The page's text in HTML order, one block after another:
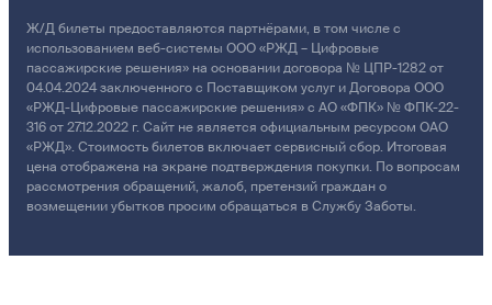
Ж/Д билеты предоставляются партнёрами, в том числе с
использованием веб-системы ООО «РЖД – Цифровые
пассажирские решения» на основании договора № ЦПР-1282 от
04.04.2024 заключенного с Поставщиком услуг и Договора ООО
«РЖД-Цифровые пассажирские решения» с АО «ФПК» № ФПК-22-
316 от 27.12.2022 г. Сайт не является официальным ресурсом ОАО
«РЖД». Стоимость билетов включает сервисный сбор. Итоговая
цена отображена на экране подтверждения покупки. По вопросам
рассмотрения обращений, жалоб, претензий граждан о
возмещении убытков просим обращаться в Службу Заботы.